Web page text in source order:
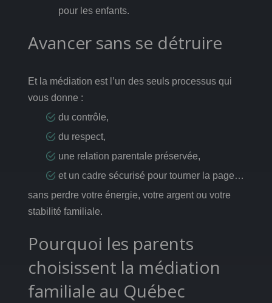
pour les enfants.
Avancer sans se détruire
Et la médiation est l’un des seuls processus qui
vous donne :
du contrôle,
du respect,
une relation parentale préservée,
et un cadre sécurisé pour tourner la page…
sans perdre votre énergie, votre argent ou votre
stabilité familiale.
Pourquoi les parents
choisissent la médiation
familiale au Québec